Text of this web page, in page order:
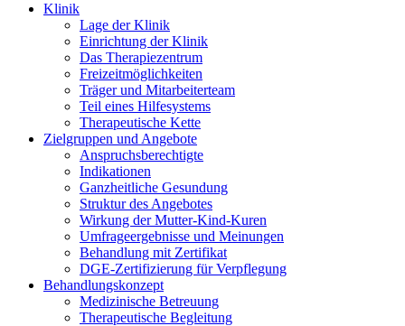
Klinik
Lage der Klinik
Einrichtung der Klinik
Das Therapiezentrum
Freizeitmöglichkeiten
Träger und Mitarbeiterteam
Teil eines Hilfesystems
Therapeutische Kette
Zielgruppen und Angebote
Anspruchsberechtigte
Indikationen
Ganzheitliche Gesundung
Struktur des Angebotes
Wirkung der Mutter-Kind-Kuren
Umfrageergebnisse und Meinungen
Behandlung mit Zertifikat
DGE-Zertifizierung für Verpflegung
Behandlungskonzept
Medizinische Betreuung
Therapeutische Begleitung